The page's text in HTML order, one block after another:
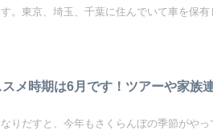
。東京、埼玉、千葉に住んでいて車を保有
メ時期は6月です！ツアーや家族
りだすと、今年もさくらんぼの季節がや